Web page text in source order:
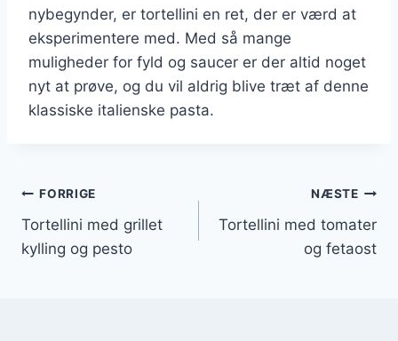
nybegynder, er tortellini en ret, der er værd at
eksperimentere med. Med så mange
muligheder for fyld og saucer er der altid noget
nyt at prøve, og du vil aldrig blive træt af denne
klassiske italienske pasta.
Indlægsnavigation
FORRIGE
Tortellini med grillet
kylling og pesto
NÆSTE
Tortellini med tomater
og fetaost